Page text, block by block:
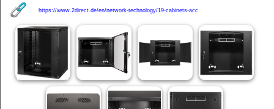
https://www.2direct.de/en/network-technology/19-cabinets-acc